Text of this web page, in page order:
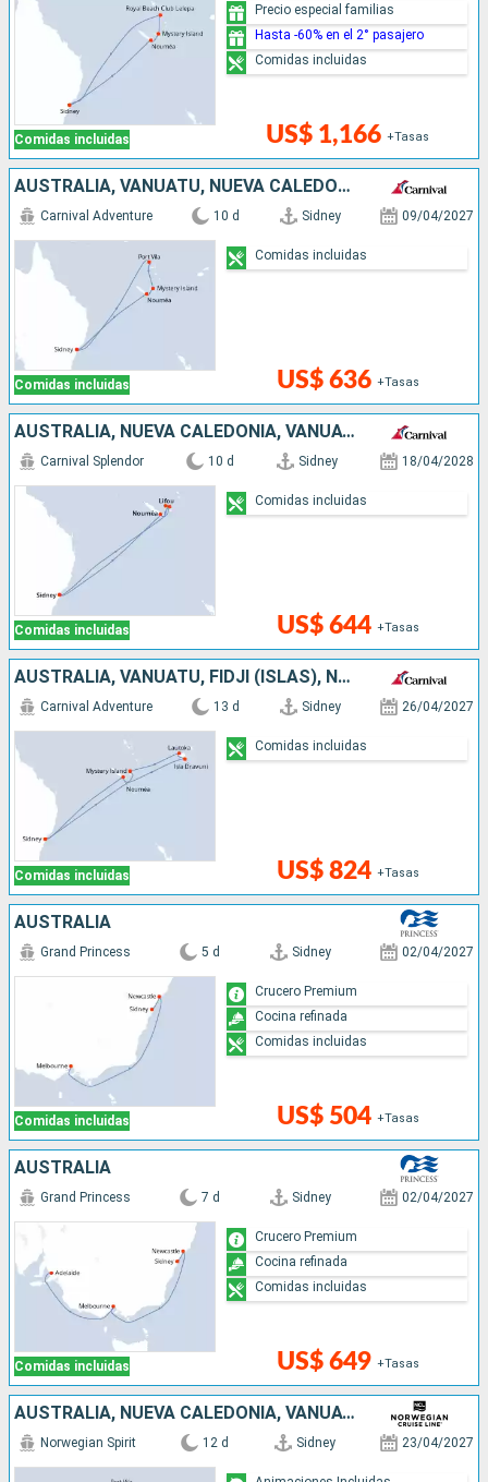
Comidas incluidas US$ 1,166 +Tasas
Precio especial familias
Hasta -60% en el 2° pasajero
Comidas incluidas
AUSTRALIA, VANUATU, NUEVA CALEDONIA
Comidas incluidas
Carnival Adventure 10 d Sidney 09/04/2027
US$ 636 +Tasas
Comidas incluidas
AUSTRALIA, NUEVA CALEDONIA, VANUATU
Comidas incluidas
Carnival Splendor 10 d Sidney 18/04/2028
US$ 644 +Tasas
Comidas incluidas
AUSTRALIA, VANUATU, FIDJI (ISLAS), NUEVA CALEDONIA
Comidas incluidas
Carnival Adventure 13 d Sidney 26/04/2027
US$ 824 +Tasas
Comidas incluidas
AUSTRALIA
Comidas incluidas
Grand Princess 5 d Sidney 02/04/2027
US$ 504 +Tasas
Crucero Premium
Cocina refinada
Comidas incluidas
AUSTRALIA
Comidas incluidas
Grand Princess 7 d Sidney 02/04/2027
US$ 649 +Tasas
Crucero Premium
Cocina refinada
Comidas incluidas
AUSTRALIA, NUEVA CALEDONIA, VANUATU, FIDJI (ISLAS)
Norwegian Spirit 12 d Sidney 23/04/2027